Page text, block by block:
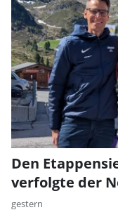
Den
verfolgte der
gestern